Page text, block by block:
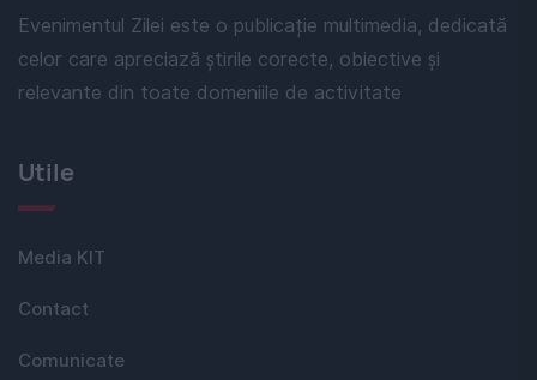
Evenimentul Zilei este o publicație multimedia, dedicată
celor care apreciază știrile corecte, obiective și
relevante din toate domeniile de activitate
Utile
Media KIT
Contact
Comunicate